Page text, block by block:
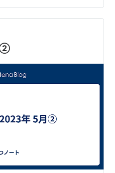
したが、 「六本木クラス」
う！となったのでした。 パ
前髪に惹きよせられたの
・ソジ…
②